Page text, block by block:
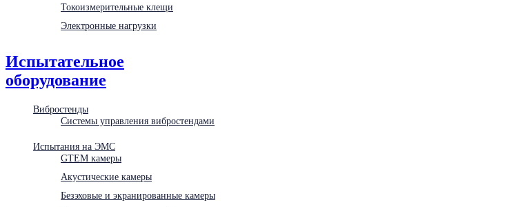
Токоизмерительные клещи
Электронные нагрузки
Испытательное
оборудование
Вибростенды
Системы управления вибростендами
Испытания на ЭМС
GTEM камеры
Акустические камеры
Безэховые и экранированные камеры